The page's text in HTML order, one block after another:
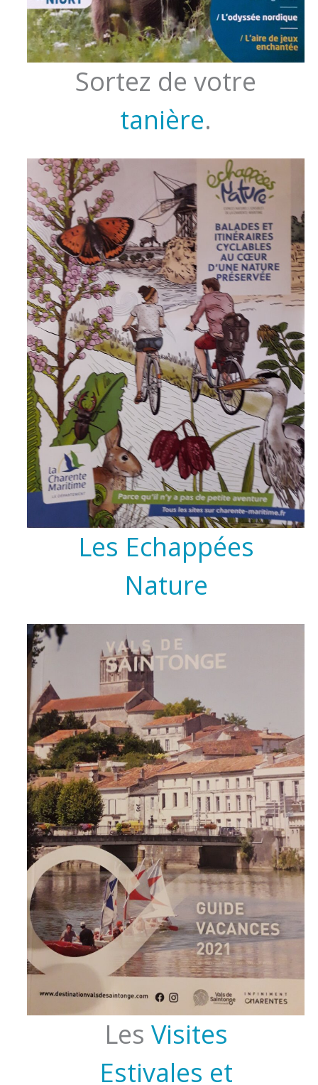
Sortez de votre
tanière.
Les Echappées
Nature
Les Visites
Estivales et